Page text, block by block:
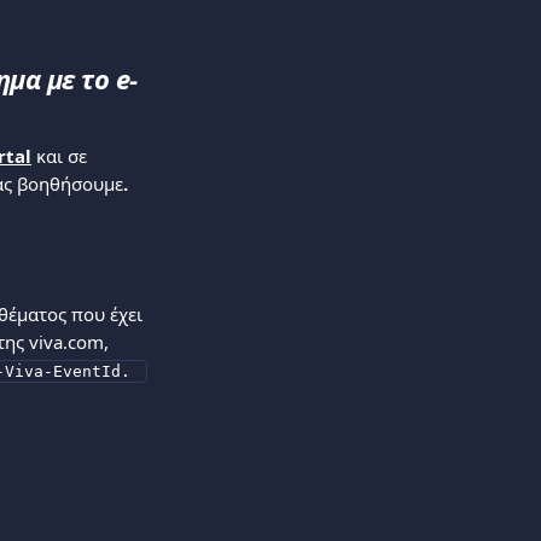
με το e-
και σε
βοηθήσουμε.
που έχει
viva.com,
Viva-EventId.